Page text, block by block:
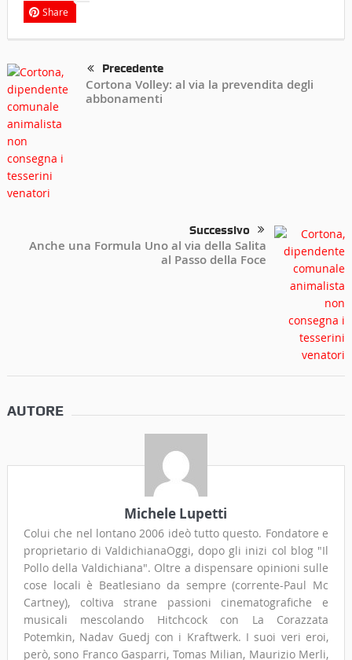
Share
Precedente
Cortona Volley: al via la prevendita degli
abbonamenti
Successivo
Anche una Formula Uno al via della Salita
al Passo della Foce
AUTORE
Michele Lupetti
Colui che nel lontano 2006 ideò tutto questo. Fondatore e
proprietario di ValdichianaOggi, dopo gli inizi col blog "Il
Pollo della Valdichiana". Oltre a dispensare opinioni sulle
cose locali è Beatlesiano da sempre (corrente-Paul Mc
Cartney), coltiva strane passioni cinematografiche e
musicali mescolando Hitchcock con La Corazzata
Potemkin, Nadav Guedj con i Kraftwerk. I suoi veri eroi,
però, sono Franco Gasparri, Tomas Milian, Maurizio Merli,